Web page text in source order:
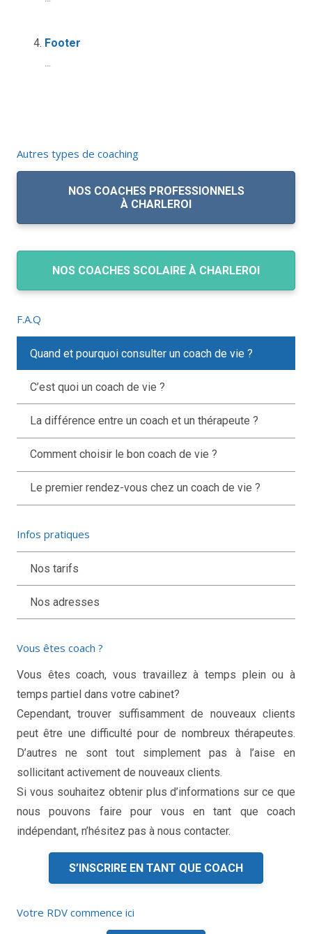
Footer
Autres types de coaching
NOS COACHES PROFESSIONNELS
À CHARLEROI
NOS COACHES SCOLAIRE À CHARLEROI
F.A.Q
Quand et pourquoi consulter un coach de vie ?
C’est quoi un coach de vie ?
La différence entre un coach et un thérapeute ?
Comment choisir le bon coach de vie ?
Le premier rendez-vous chez un coach de vie ?
Infos pratiques
Nos tarifs
Nos adresses
Vous êtes coach ?
Vous êtes coach, vous travaillez à temps plein ou à
temps partiel dans votre cabinet?
Cependant, trouver suffisamment de nouveaux clients
peut être une difficulté pour de nombreux thérapeutes.
D’autres ne sont tout simplement pas à l’aise en
sollicitant activement de nouveaux clients.
Si vous souhaitez obtenir plus d’informations sur ce que
nous pouvons faire pour vous en tant que coach
indépendant, n’hésitez pas à nous contacter.
S’INSCRIRE EN TANT QUE COACH
Votre RDV commence ici